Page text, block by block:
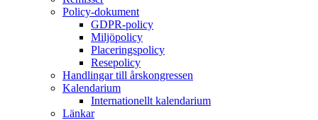
Policy-dokument
GDPR-policy
Miljöpolicy
Placeringspolicy
Resepolicy
Handlingar till årskongressen
Kalendarium
Internationellt kalendarium
Länkar